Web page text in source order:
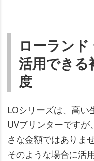
ローラン
活用できる
度
LOシリーズは、高い
UVプリンターです
さな金額ではありませ
そのような場合に活